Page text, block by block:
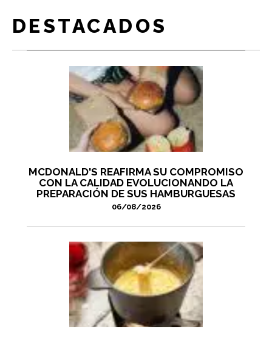
DESTACADOS
MCDONALD'S REAFIRMA SU COMPROMISO
CON LA CALIDAD EVOLUCIONANDO LA
PREPARACIÓN DE SUS HAMBURGUESAS
06/08/2026